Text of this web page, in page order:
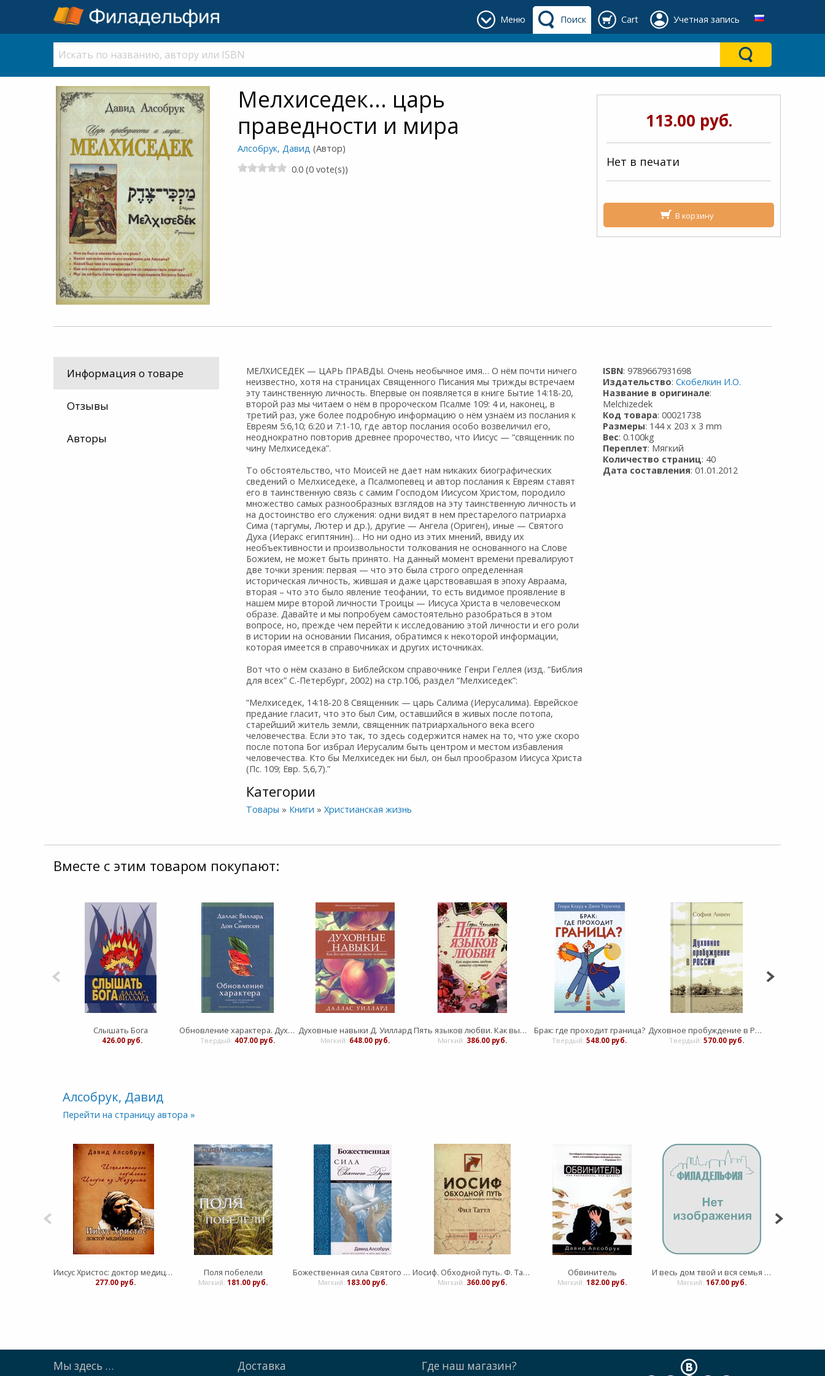
Меню Поиск Cart Учетная запись
Мелхиседек... царь
праведности и мира
Алсобрук, Давид (Автор)
0.0 (0 vote(s))
113.00 руб.
Нет в печати
В корзину
Информация о товаре
Отзывы
Авторы
МЕЛХИСЕДЕК — ЦАРЬ ПРАВДЫ. Очень необычное имя… О нём почти ничего
неизвестно, хотя на страницах Священного Писания мы трижды встречаем
эту таинственную личность. Впервые он появляется в книге Бытие 14:18-20,
второй раз мы читаем о нём в пророческом Псалме 109: 4 и, наконец, в
третий раз, уже более подробную информацию о нём узнаём из послания к
Евреям 5:6,10; 6:20 и 7:1-10, где автор послания особо возвеличил его,
неоднократно повторив древнее пророчество, что Иисус — “священник по
чину Мелхиседека”.
То обстоятельство, что Моисей не дает нам никаких биографических
сведений о Мелхиседеке, а Псалмопевец и автор послания к Евреям ставят
его в таинственную связь с самим Господом Иисусом Христом, породило
множество самых разнообразных взглядов на эту таинственную личность и
на достоинство его служения: одни видят в нем престарелого патриарха
Сима (таргумы, Лютер и др.), другие — Ангела (Ориген), иные — Святого
Духа (Иеракс египтянин)… Но ни одно из этих мнений, ввиду их
необъективности и произвольности толкования не основанного на Слове
Божием, не может быть принято. На данный момент времени превалируют
две точки зрения: первая — что это была строго определенная
историческая личность, жившая и даже царствовавшая в эпоху Авраама,
вторая – что это было явление теофании, то есть видимое проявление в
нашем мире второй личности Троицы — Иисуса Христа в человеческом
образе. Давайте и мы попробуем самостоятельно разобраться в этом
вопросе, но, прежде чем перейти к исследованию этой личности и его роли
в истории на основании Писания, обратимся к некоторой информации,
которая имеется в справочниках и других источниках.
Вот что о нём сказано в Библейском справочнике Генри Геллея (изд. “Библия
для всех” С.-Петербург, 2002) на стр.106, раздел “Мелхиседек”:
“Мелхиседек, 14:18-20 8 Священник — царь Салима (Иерусалима). Еврейское
предание гласит, что это был Сим, оставшийся в живых после потопа,
старейший житель земли, священник патриархального века всего
человечества. Если это так, то здесь содержится намек на то, что уже скоро
после потопа Бог избрал Иерусалим быть центром и местом избавления
человечества. Кто бы Мелхиседек ни был, он был прообразом Иисуса Христа
(Пс. 109; Евр. 5,6,7).”
Категории
Товары » Книги »Христианская жизнь
ISBN: 9789667931698
Издательство:Скобелкин И.О.
Название в оригинале:
Melchizedek
Код товара: 00021738
Размеры: 144 x 203 x 3 mm
Вес: 0.100kg
Переплет: Мягкий
Количество страниц: 40
Дата составления: 01.01.2012
Вместе с этим товаром покупают:
Слышать Бога
: 426.00 руб.
Обновление характера. Духовное преображение через Христа
Твердый: 407.00 руб.
Духовные навыки Д. Уиллард
Мягкий: 648.00 руб.
Пять языков любви. Как выразить любовь вашему спутнику
Мягкий: 386.00 руб.
Брак: где проходит граница?
Твердый:548.00 руб.
Духовное пробуждение в России
Твердый:570.00 руб.
Алсобрук, Давид
Перейти на страницу автора »
Иисус Христос: доктор медицины
: 277.00 руб.
Поля побелели
Мягкий: 181.00 руб.
Божественная сила Святого Духа
Мягкий: 183.00 руб.
Иосиф. Обходной путь. Ф. Таттл.
Мягкий: 360.00 руб.
Обвинитель
Мягкий: 182.00 руб.
И весь дом твой и вся семья могут быть спасены
Мягкий: 167.00 руб.
Мы здесь …
Доставка
Где наш магазин?